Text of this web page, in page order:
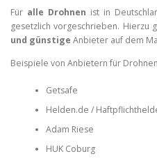
Für alle Drohnen ist in
gesetzlich vorgeschrieben. Hierzu
und günstige Anbieter auf dem
Beispiele von Anbietern für
Getsafe
Helden.de /
Adam Riese
HUK Coburg